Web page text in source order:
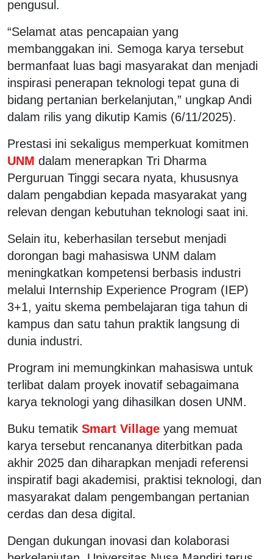
pengusul.
“Selamat atas pencapaian yang
membanggakan ini. Semoga karya tersebut
bermanfaat luas bagi masyarakat dan menjadi
inspirasi penerapan teknologi tepat guna di
bidang pertanian berkelanjutan,” ungkap Andi
dalam rilis yang dikutip Kamis (6/11/2025).
Prestasi ini sekaligus memperkuat komitmen
UNM dalam menerapkan Tri Dharma
Perguruan Tinggi secara nyata, khususnya
dalam pengabdian kepada masyarakat yang
relevan dengan kebutuhan teknologi saat ini.
Selain itu, keberhasilan tersebut menjadi
dorongan bagi mahasiswa UNM dalam
meningkatkan kompetensi berbasis industri
melalui Internship Experience Program (IEP)
3+1, yaitu skema pembelajaran tiga tahun di
kampus dan satu tahun praktik langsung di
dunia industri.
Program ini memungkinkan mahasiswa untuk
terlibat dalam proyek inovatif sebagaimana
karya teknologi yang dihasilkan dosen UNM.
Buku tematik Smart Village yang memuat
karya tersebut rencananya diterbitkan pada
akhir 2025 dan diharapkan menjadi referensi
inspiratif bagi akademisi, praktisi teknologi, dan
masyarakat dalam pengembangan pertanian
cerdas dan desa digital.
Dengan dukungan inovasi dan kolaborasi